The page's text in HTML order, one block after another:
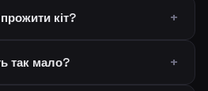
кіт?
так мало?